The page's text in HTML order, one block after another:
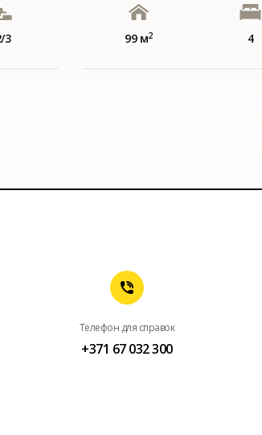
3 99 м2 4
Телефон для справок
+371 67 032 300